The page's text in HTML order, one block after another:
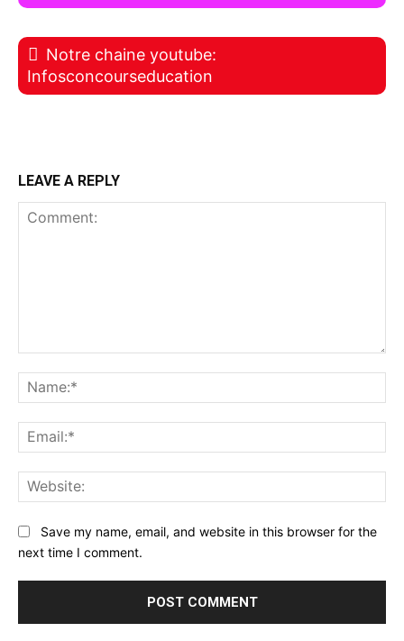
Notre chaine youtube:
Infosconcourseducation
LEAVE A REPLY
Save my name, email, and website in this browser for the
next time I comment.